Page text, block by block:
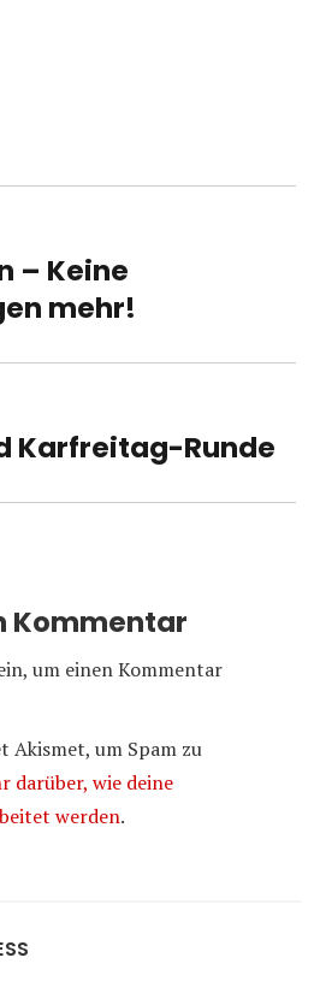
– Keine
mehr!
Karfreitag-Runde
Kommentar
um einen Kommentar
Akismet, um Spam zu
darüber, wie deine
werden.